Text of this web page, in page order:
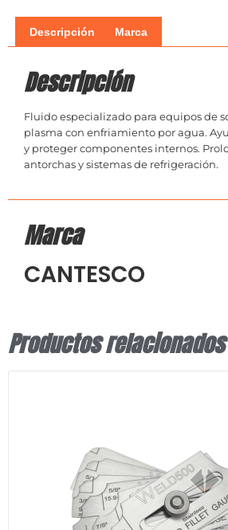
Descripción Marca
Descripción
Fluido especializado para equipos de
plasma con enfriamiento por agua.
y proteger componentes internos.
antorchas y sistemas de refrigeración.
Marca
CANTESCO
Productos relacionados